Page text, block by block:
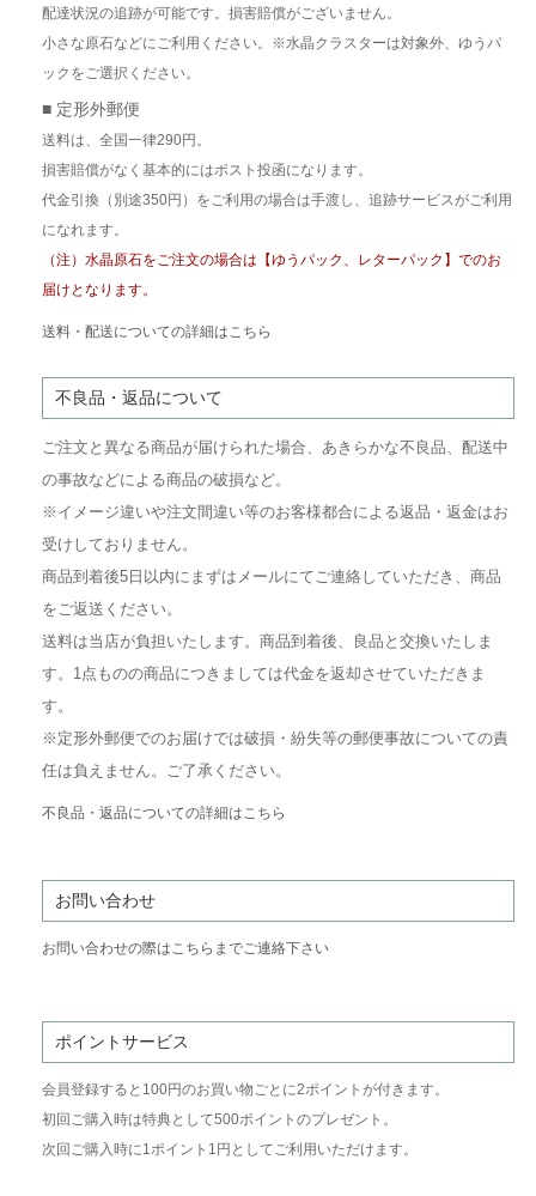
配達状況の追跡が可能です。損害賠償がございません。
小さな原石などにご利用ください。※水晶クラスターは対象外、ゆうパ
ックをご選択ください。
■ 定形外郵便
送料は、全国一律290円。
損害賠償がなく基本的にはポスト投函になります。
代金引換（別途350円）をご利用の場合は手渡し、追跡サービスがご利用
になれます。
（注）水晶原石をご注文の場合は【ゆうパック、レターパック】でのお
届けとなります。
送料・配送についての詳細はこちら
不良品・返品について
ご注文と異なる商品が届けられた場合、あきらかな不良品、配送中
の事故などによる商品の破損など。
※イメージ違いや注文間違い等のお客様都合による返品・返金はお
受けしておりません。
商品到着後5日以内にまずはメールにてご連絡していただき、商品
をご返送ください。
送料は当店が負担いたします。商品到着後、良品と交換いたしま
す。1点ものの商品につきましては代金を返却させていただきま
す。
※定形外郵便でのお届けでは破損・紛失等の郵便事故についての責
任は負えません。ご了承ください。
不良品・返品についての詳細はこちら
お問い合わせ
お問い合わせの際はこちらまでご連絡下さい
ポイントサービス
会員登録すると100円のお買い物ごとに2ポイントが付きます。
初回ご購入時は特典として500ポイントのプレゼント。
次回ご購入時に1ポイント1円としてご利用いただけます。